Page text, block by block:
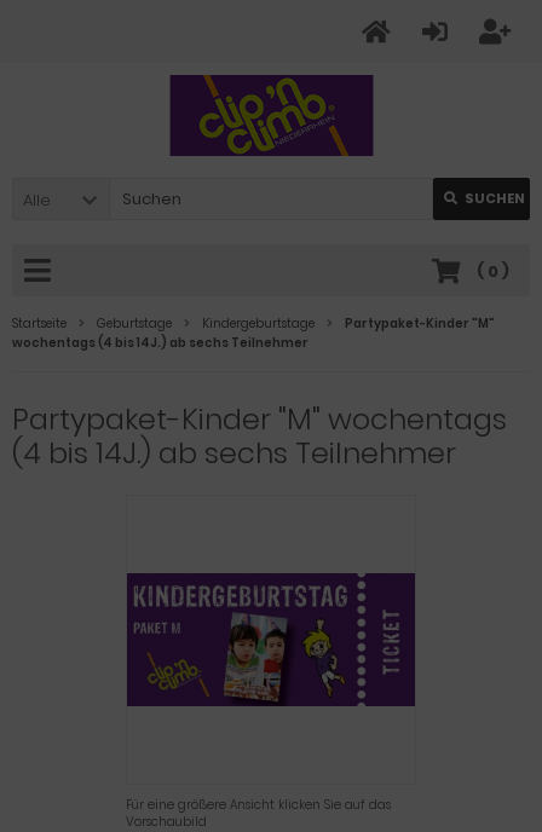
Alle SUCHEN
( 0 )
Startseite Geburtstage Kindergeburtstage
Partypaket-Kinder "M"
wochentags (4 bis 14J.) ab sechs Teilnehmer
Partypaket-Kinder "M" wochentags
(4 bis 14J.) ab sechs Teilnehmer
Für eine größere Ansicht klicken Sie auf das
Vorschaubild